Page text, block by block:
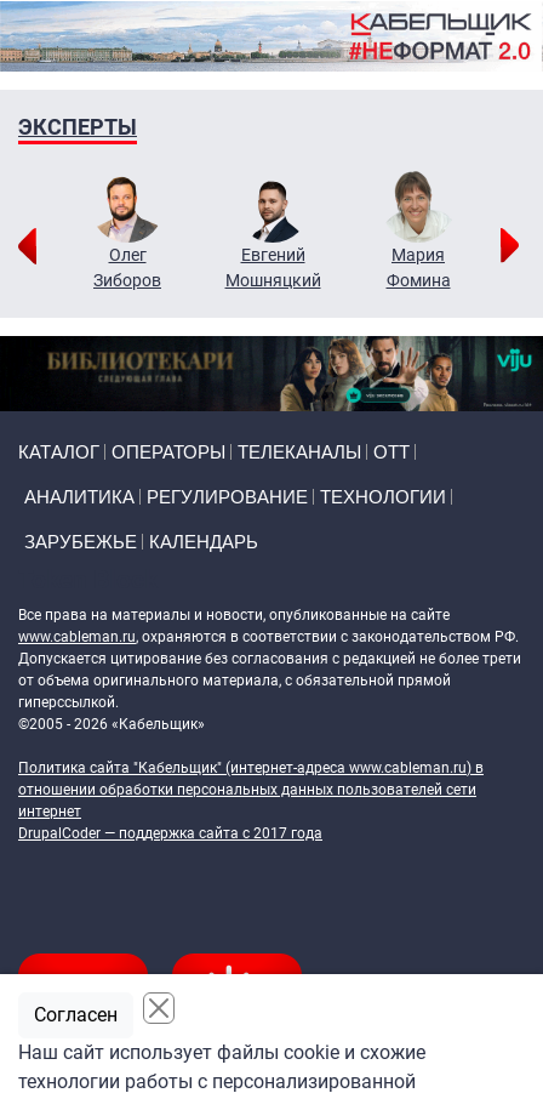
ЭКСПЕРТЫ
Олег
Зиборов
Евгений
Мошняцкий
Мария
Фомина
КАТАЛОГ ОПЕРАТОРЫ ТЕЛЕКАНАЛЫ ОТТ
АНАЛИТИКА РЕГУЛИРОВАНИЕ ТЕХНОЛОГИИ
ЗАРУБЕЖЬЕ КАЛЕНДАРЬ
Все права на материалы и новости, опубликованные на сайте
www.cableman.ru, охраняются в соответствии с законодательством РФ.
Допускается цитирование без согласования с редакцией не более трети
от объема оригинального материала, с обязательной прямой
гиперссылкой.
©2005 - 2026 «Кабельщик»
Политика сайта "Кабельщик" (интернет-адреса www.cableman.ru) в
отношении обработки персональных данных пользователей сети
интернет
DrupalCoder — поддержка сайта c 2017 года
Наш сайт использует файлы cookie и схожие
технологии работы с персонализированной
Согласен